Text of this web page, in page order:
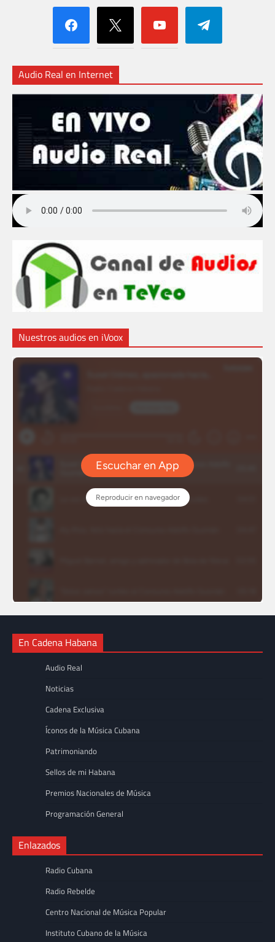
facebook x youtube telegram
Audio Real en Internet
Nuestros audios en iVoox
En Cadena Habana
Audio Real
Noticias
Cadena Exclusiva
Íconos de la Música Cubana
Patrimoniando
Sellos de mi Habana
Premios Nacionales de Música
Programación General
Enlazados
Radio Cubana
Radio Rebelde
Centro Nacional de Música Popular
Instituto Cubano de la Música